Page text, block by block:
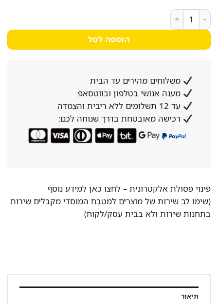
כמות של מטבח גריל נירוסטה מפואר קומפלט 5 מבערים +כירה צד +מבער אינפרא אדום Char Grill
הוספה לסל
משלוחים מהירים עד הבית
מענה אנושי בטלפון ובווטסאפ
עד 12 תשלומים ללא ריבית והצמדה
רכישה מאובטחת בדרך שנוחה לכם:
פינוי פסולת אלקטרונית –לחצו כאן למידע נוסף
(שימו לב שירות של מוצרים למטבח המוסדי מקבלים שירות
בתחנות שירות ולא בבית עסק/לקוח)
תיאור